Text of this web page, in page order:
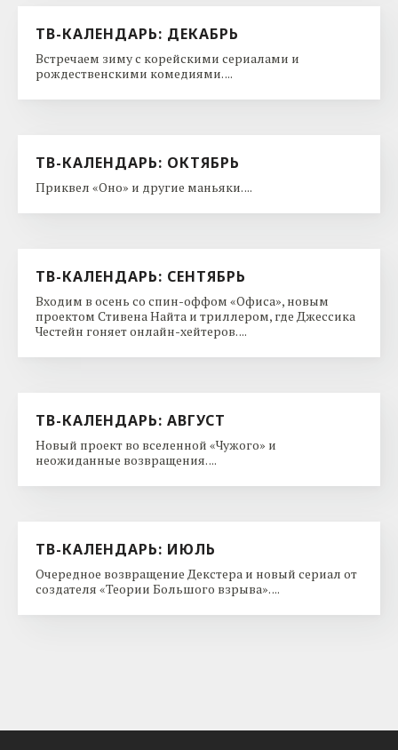
ТВ-КАЛЕНДАРЬ: ДЕКАБРЬ
Встречаем зиму с корейскими сериалами и
рождественскими комедиями. ...
ТВ-КАЛЕНДАРЬ: ОКТЯБРЬ
Приквел «Оно» и другие маньяки. ...
ТВ-КАЛЕНДАРЬ: СЕНТЯБРЬ
Входим в осень со спин-оффом «Офиса», новым
проектом Стивена Найта и триллером, где Джессика
Честейн гоняет онлайн-хейтеров. ...
ТВ-КАЛЕНДАРЬ: АВГУСТ
Новый проект во вселенной «Чужого» и
неожиданные возвращения. ...
ТВ-КАЛЕНДАРЬ: ИЮЛЬ
Очередное возвращение Декстера и новый сериал от
создателя «Теории Большого взрыва». ...